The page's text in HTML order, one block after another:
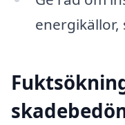
energikällor,